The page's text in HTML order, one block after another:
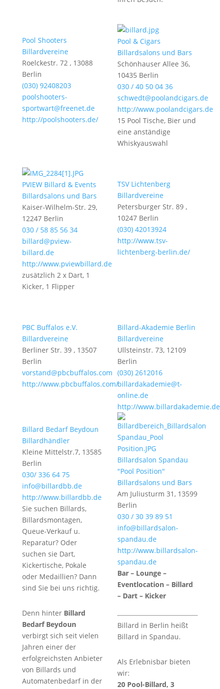
Pool Shooters
Billardvereine
Roelckestr. 72 , 13088
Berlin
(030) 92408203
poolshooters-
sportwart@freenet.de
http://poolshooters.de/
Pool & Cigars
Billardsalons und Bars
Schönhauser Allee 36,
10435 Berlin
030 / 40 50 04 36
schwedt@poolandcigars.de
http://www.poolandcigars.de
15 Pool Tische, Bier und
eine anständige
Whiskyauswahl
PVIEW Billard & Events
Billardsalons und Bars
Kaiser-Wilhelm-Str. 29,
12247 Berlin
030 / 58 85 56 34
billard@pview-
billard.de
http://www.pviewbillard.de
zusätzlich 2 x Dart, 1
Kicker, 1 Flipper
TSV Lichtenberg
Billardvereine
Petersburger Str. 89 ,
10247 Berlin
(030) 42013924
http://www.tsv-
lichtenberg-berlin.de/
PBC Buffalos e.V.
Billardvereine
Berliner Str. 39 , 13507
Berlin
vorstand@pbcbuffalos.com
http://www.pbcbuffalos.com/
Billard-Akademie Berlin
Billardvereine
Ullsteinstr. 73, 12109
Berlin
(030) 2612016
billardakademie@t-
online.de
http://
Billard Bedarf Beydoun
Billardhändler
Kleine Mittelstr.7, 13585
Berlin
030/ 336 64 75
info@billardbb.de
http://www.billardbb.de
Sie suchen Billards,
Billardsmontagen,
Queue-Verkauf u.
Reparatur? Oder
suchen sie Dart,
Kickertische, Pokale
oder Medaillien? Dann
sind Sie bei uns richtig.
Denn hinter Billard
Bedarf Beydoun
verbirgt sich seit vielen
Jahren einer der
erfolgreichsten Anbieter
von Billards und
Automatenbedarf in der
Billardsalon Spandau
"Pool Position"
Billardsalons und Bars
Am Juliusturm 31, 13599
Berlin
030 / 30 39 89 51
info@billardsalon-
spandau.de
http://www.billardsalon-
spandau.de
Bar – Lounge –
Eventlocation – Billard
– Dart – Kicker
Billard in Berlin heißt
Billard in Spandau.
Als Erlebnisbar bieten
wir:
20 Pool-Billard, 3